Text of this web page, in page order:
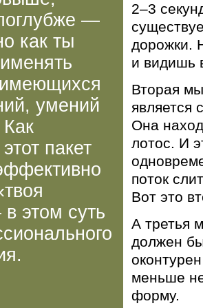
—
как ты
имеющихся
умений
пакет
этом суть
2–3
дорожки.
и видишь
Вторая
является
Она
лотос. И
поток
Вот это
А третья
должен
меньше
форму.